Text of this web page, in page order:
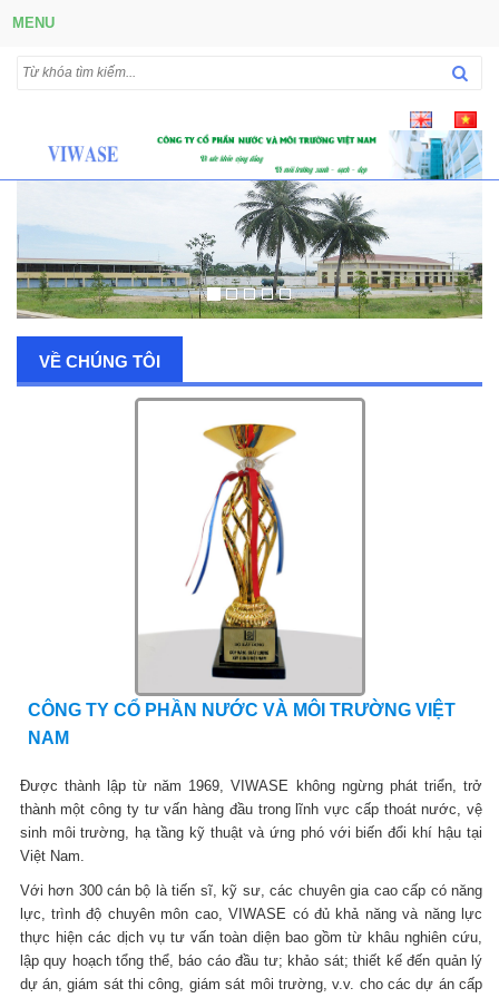
MENU
VỀ CHÚNG TÔI
CÔNG TY CỔ PHẦN NƯỚC VÀ MÔI TRƯỜNG VIỆT
NAM
Được thành lập từ năm 1969, VIWASE không ngừng phát triển, trở
thành một công ty tư vấn hàng đầu trong lĩnh vực cấp thoát nước, vệ
sinh môi trường, hạ tầng kỹ thuật và ứng phó với biến đổi khí hậu tại
Việt Nam.
Với hơn 300 cán bộ là tiến sĩ, kỹ sư, các chuyên gia cao cấp có năng
lực, trình độ chuyên môn cao, VIWASE có đủ khả năng và năng lực
thực hiện các dịch vụ tư vấn toàn diện bao gồm từ khâu nghiên cứu,
lập quy hoạch tổng thể, báo cáo đầu tư; khảo sát; thiết kế đến quản lý
dự án, giám sát thi công, giám sát môi trường, v.v. cho các dự án cấp